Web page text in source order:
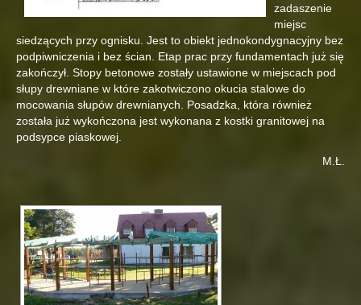
zadaszenie
miejsc
siedzących przy ognisku. Jest to obiekt jednokondygnacyjny bez
podpiwniczenia i bez ścian. Etap prac przy fundamentach już się
zakończył. Stopy betonowe zostały ustawione w miejscach pod
słupy drewniane w które zakotwiczono okucia stalowe do
mocowania słupów drewnianych. Posadzka, która również
została już wykończona jest wykonana z kostki granitowej na
podsypce piaskowej.
M.Ł.